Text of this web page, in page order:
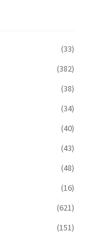
(33)
(382)
(38)
(34)
(40)
(43)
(48)
(16)
(621)
(151)